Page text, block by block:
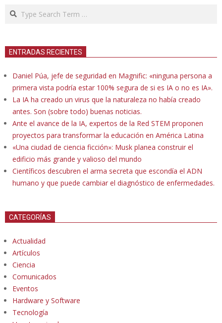
Search
ENTRADAS RECIENTES
Daniel Púa, jefe de seguridad en Magnific: «ninguna persona a
primera vista podría estar 100% segura de si es IA o no es IA».
La IA ha creado un virus que la naturaleza no había creado
antes. Son (sobre todo) buenas noticias.
Ante el avance de la IA, expertos de la Red STEM proponen
proyectos para transformar la educación en América Latina
«Una ciudad de ciencia ficción»: Musk planea construir el
edificio más grande y valioso del mundo
Científicos descubren el arma secreta que escondía el ADN
humano y que puede cambiar el diagnóstico de enfermedades.
CATEGORÍAS
Actualidad
Artículos
Ciencia
Comunicados
Eventos
Hardware y Software
Tecnología